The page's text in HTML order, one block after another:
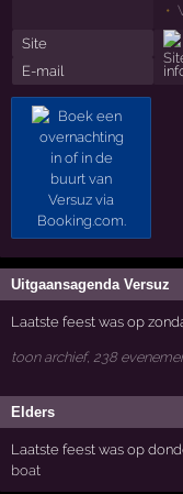
Site
E-mail
Uitgaansagenda Versuz
Laatste feest was op
toon archief, 238
Elders
Laatste feest was op
boat